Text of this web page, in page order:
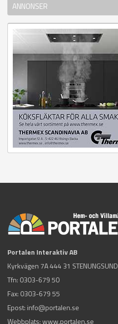
ANNONSER
Portalen Interaktiv AB
Kyrkvägen 7A 444 31 STENUNGSUND
Tfn: 0303-679 50
Fax: 0303-679 55
Epost: info@portalen.se
Webbplats: www.portalen.se